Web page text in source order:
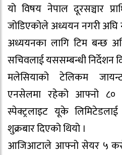
यो विषय नेपाल दूरसञ्चार
जोडिएकोले अध्ययन नगरी
अध्ययनका लागि टिम बन्छ
सचिवलाई यससम्बन्धी निर्देशन
मलेसियाको टेलिकम
एनसेलमा रहेको आफ्नो ८०
स्पेक्ट्रलाइट यूके
शुक्रबार दिएको थियो ।
आजिआटाले आफ्नो सेयर ५